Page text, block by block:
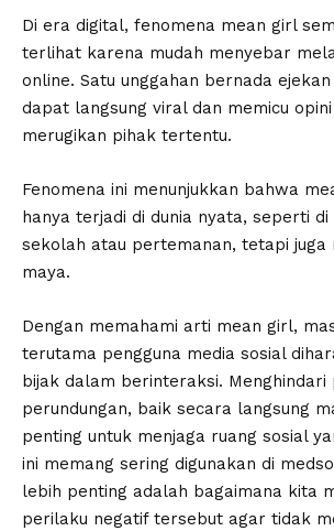
Di era digital, fenomena mean girl
terlihat karena mudah menyebar
online. Satu unggahan bernada
dapat langsung viral dan memicu
merugikan pihak tertentu.
Fenomena ini menunjukkan bahwa
hanya terjadi di dunia nyata, seperti di
sekolah atau pertemanan, tetapi juga
maya.
Dengan memahami arti mean girl,
terutama pengguna media sosial
bijak dalam berinteraksi. Menghindari
perundungan, baik secara langsung
penting untuk menjaga ruang sosial
ini memang sering digunakan di
lebih penting adalah bagaimana kita
perilaku negatif tersebut agar tidak